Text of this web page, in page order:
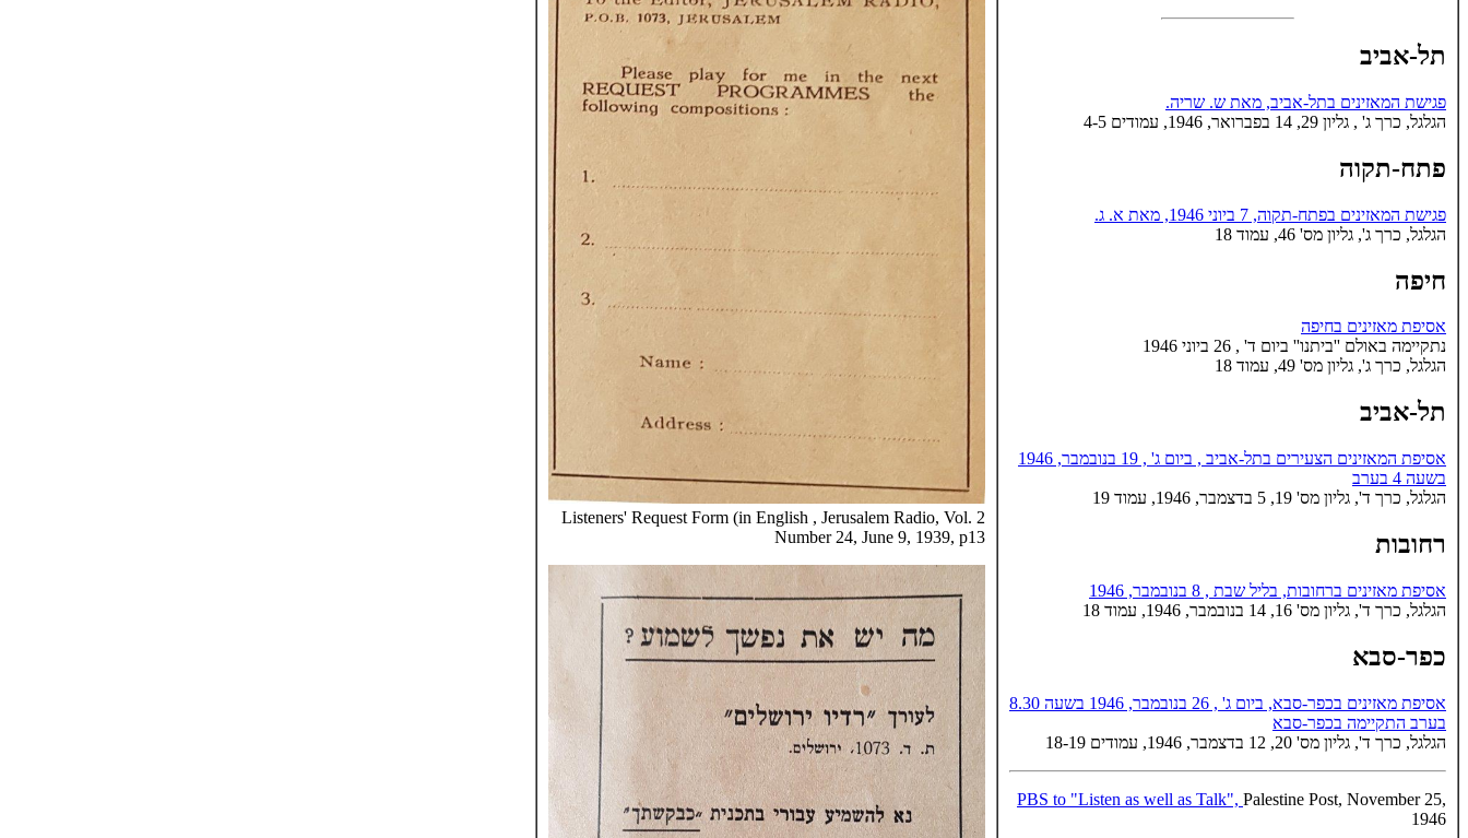
תל-אביב
פגישת המאזינים בתל-אביב, מאת ש. שריה.
הגלגל, כרך ג' , גליון 29, 14 בפברואר, 1946, עמודים 4-5
פתח-תקוה
פגישת המאזינים בפתח-תקוה, 7 ביוני 1946, מאת א. ג.
הגלגל, כרך ג', גליון מס' 46, עמוד 18
חיפה
אסיפת מאזינים בחיפה
נתקיימה באולם ''ביתנו'' ביום ד' , 26 ביוני 1946
הגלגל, כרך ג', גליון מס' 49, עמוד 18
תל-אביב
אסיפת המאזינים הצעירים בתל-אביב , ביום ג' , 19 בנובמבר, 1946
בשעה 4 בערב
הגלגל, כרך ד', גליון מס' 19, 5 בדצמבר, 1946, עמוד 19
רחובות
אסיפת מאזינים ברחובות, בליל שבת , 8 בנובמבר, 1946
הגלגל, כרך ד', גליון מס' 16, 14 בנובמבר, 1946, עמוד 18
כפר-סבא
אסיפת מאזינים בכפר-סבא, ביום ג' , 26 בנובמבר, 1946 בשעה 8.30
בערב התקיימה בכפר-סבא
הגלגל, כרך ד', גליון מס' 20, 12 בדצמבר, 1946, עמודים 18-19
PBS to "Listen as well as Talk", Palestine Post, November 25,
1946
Listeners' Request Form (in English , Jerusalem Radio, Vol. 2
Number 24, June 9, 1939, p13